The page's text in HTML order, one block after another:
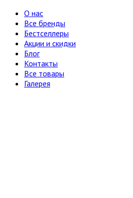
О нас
Все бренды
Бестселлеры
Акции и скидки
Блог
Контакты
Все товары
Галерея